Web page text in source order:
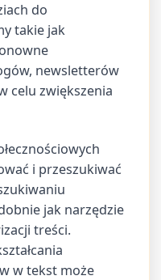
do
takie jak
newsletterów
celu zwiększenia
i przeszukiwać
jak narzędzie
treści.
w tekst może